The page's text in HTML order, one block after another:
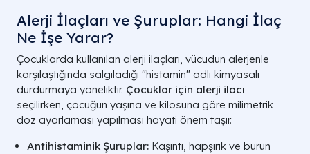
BELIRTI GRUBU OLASI TANI
Alerji İlaçları ve Şuruplar: Hangi İlaç
Ne İşe Yarar?
Çocuklarda kullanılan alerji ilaçları, vücudun alerjenle
karşılaştığında salgıladığı "histamin" adlı kimyasalı
durdurmaya yöneliktir. Çocuklar için alerji ilacı
seçilirken, çocuğun yaşına ve kilosuna göre milimetrik
doz ayarlaması yapılması hayati önem taşır.
Antihistaminik Şuruplar: Kaşıntı, hapşırık ve burun